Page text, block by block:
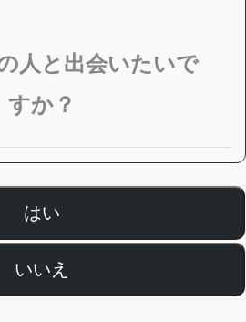
人と出会いたいで
すか？
はい
いいえ